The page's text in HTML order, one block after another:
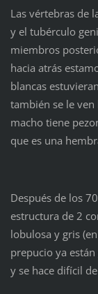
Las vértebras de
y el tubérculo
miembros
hacia atrás
blancas
también se le
macho tiene
que es una
Después de los
estructura de 2
lobulosa y gris
prepucio ya
y se hace difícil